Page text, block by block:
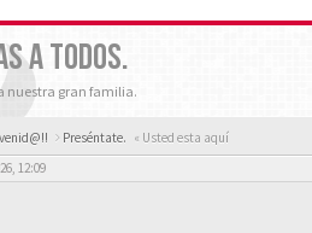
A TODOS.
nuestra gran familia.
Preséntate. « Usted esta aquí
12:09